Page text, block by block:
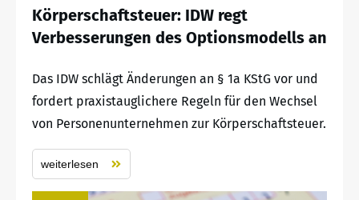
Körperschaftsteuer: IDW regt
Verbesserungen des Optionsmodells an
Das IDW schlägt Änderungen an § 1a KStG vor und
fordert praxistauglichere Regeln für den Wechsel
von Personenunternehmen zur Körperschaftsteuer.
weiterlesen